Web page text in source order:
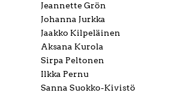
Jeannette Grön
Johanna Jurkka
Jaakko Kilpeläinen
Aksana Kurola
Sirpa Peltonen
Ilkka Pernu
Sanna Suokko-Kivistö